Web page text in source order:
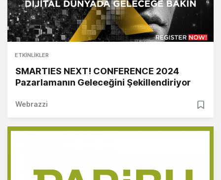
ETKINLIKLER
SMARTIES NEXT! CONFERENCE 2024
Pazarlamanın Geleceğini Şekillendiriyor
Webrazzi